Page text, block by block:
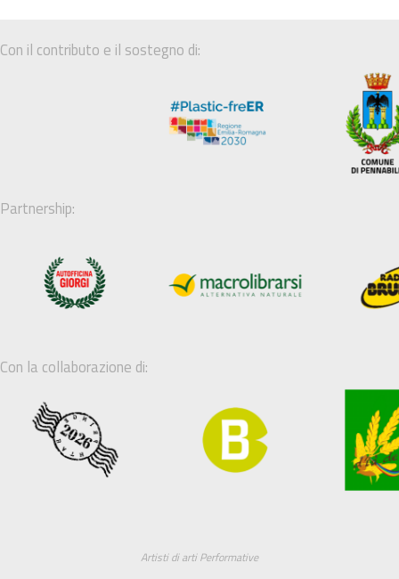
Con il contributo e il sostegno di:
Partnership:
Con la collaborazione di:
Artisti di arti Performative